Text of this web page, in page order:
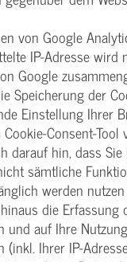
von Google
IP-Adresse wird
Google
Speicherung der
Einstellung Ihrer
Consent-
darauf hin, dass
sämtliche
werden
die Erfassung
und auf Ihre
(inkl. Ihrer IP-